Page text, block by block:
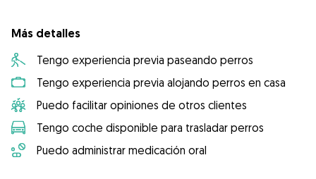
Más detalles
Tengo experiencia previa paseando perros
Tengo experiencia previa alojando perros en casa
Puedo facilitar opiniones de otros clientes
Tengo coche disponible para trasladar perros
Puedo administrar medicación oral